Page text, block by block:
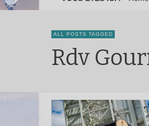
ALL POSTS TAGGED
Rdv